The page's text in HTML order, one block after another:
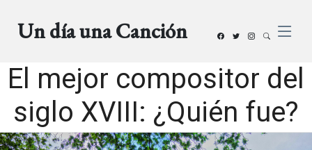
Un día una Canción
El mejor compositor del
siglo XVIII: ¿Quién fue?